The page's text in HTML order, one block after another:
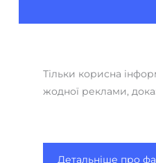
Тільки корисна
жодної реклами,
Детальніше про